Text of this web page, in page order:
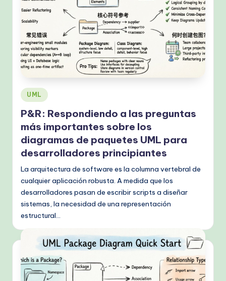
Publicado
en
UML
P&R: Respondiendo a las preguntas
más importantes sobre los
diagramas de paquetes UML para
desarrolladores principiantes
La arquitectura de software es la columna vertebral de
cualquier aplicación robusta. A medida que los
desarrolladores pasan de escribir scripts a diseñar
sistemas, la necesidad de una representación
estructural…